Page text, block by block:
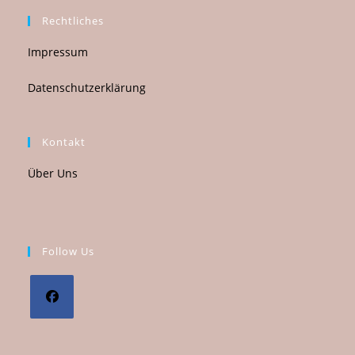
Rechtliches
Impressum
Datenschutzerklärung
Kontakt
Über Uns
Follow Us